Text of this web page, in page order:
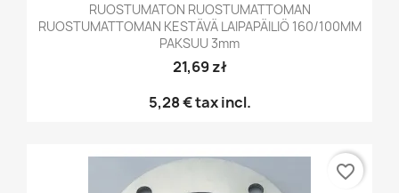
RUOSTUMATON RUOSTUMATTOMAN
RUOSTUMATTOMAN KESTÄVÄ LAIPAPÄILIÖ 160/100MM
PAKSUU 3mm
21,69 zł
5,28 €tax incl.
favorite_border